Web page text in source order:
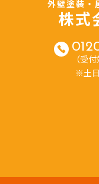
外壁塗装・
株式
（受
※土